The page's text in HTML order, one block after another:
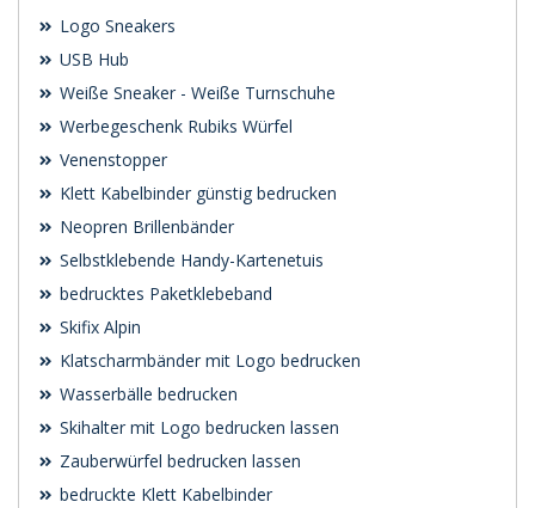
Logo Sneakers
USB Hub
Weiße Sneaker - Weiße Turnschuhe
Werbegeschenk Rubiks Würfel
Venenstopper
Klett Kabelbinder günstig bedrucken
Neopren Brillenbänder
Selbstklebende Handy-Kartenetuis
bedrucktes Paketklebeband
Skifix Alpin
Klatscharmbänder mit Logo bedrucken
Wasserbälle bedrucken
Skihalter mit Logo bedrucken lassen
Zauberwürfel bedrucken lassen
bedruckte Klett Kabelbinder